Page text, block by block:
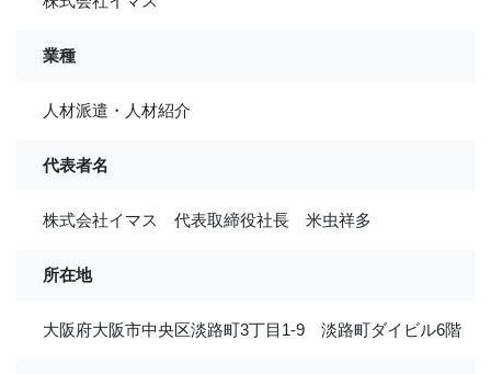
業種
人材派遣・人材紹介
代表者名
株式会社イマス 代表取締役社長 米虫祥多
所在地
大阪府大阪市中央区淡路町3丁目1-9 淡路町ダイビル6階